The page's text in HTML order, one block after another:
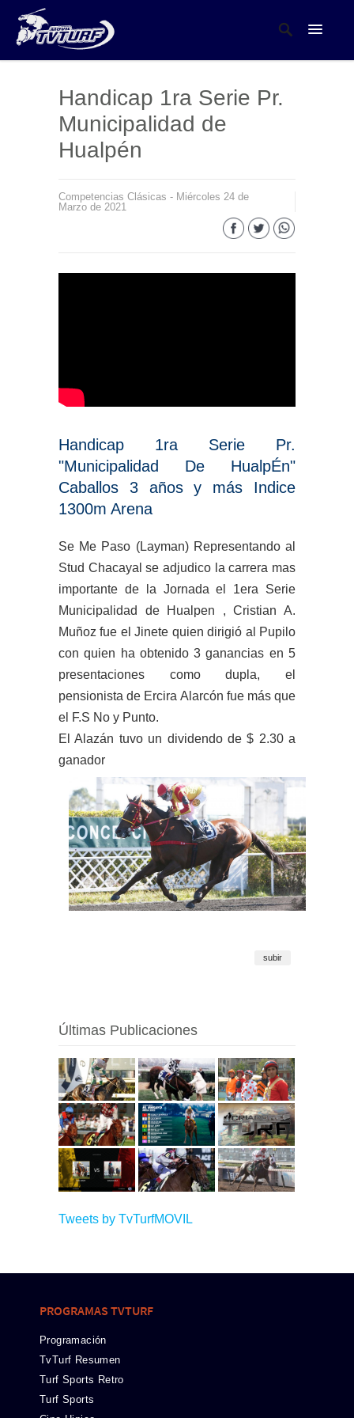
Handicap 1ra Serie Pr.
Municipalidad de
Hualpén
Competencias Clásicas - Miércoles 24 de
Marzo de 2021
Handicap 1ra Serie Pr.
"Municipalidad De HualpÉn"
Caballos 3 años y más Indice
1300m Arena
Se Me Paso (Layman) Representando al
Stud Chacayal se adjudico la carrera mas
importante de la Jornada el 1era Serie
Municipalidad de Hualpen , Cristian A.
Muñoz fue el Jinete quien dirigió al Pupilo
con quien ha obtenido 3 ganancias en 5
presentaciones como dupla, el
pensionista de Ercira Alarcón fue más que
el F.S No y Punto.
El Alazán tuvo un dividendo de $ 2.30 a
ganador
subir
Últimas Publicaciones
Tweets by TvTurfMOVIL
PROGRAMAS TVTURF
Programación
TvTurf Resumen
Turf Sports Retro
Turf Sports